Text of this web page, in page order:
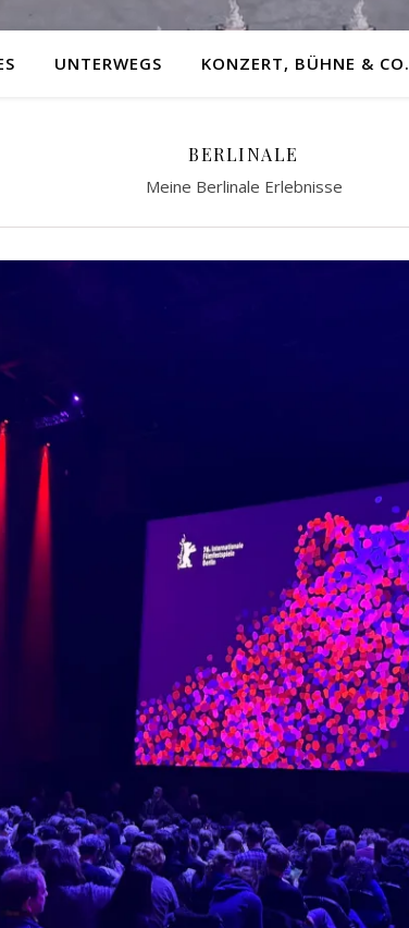
UNTERWEGS KONZERT, BÜHNE & CO.
BERLINALE
Meine Berlinale Erlebnisse